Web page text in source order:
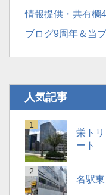
情報提供・共有欄4
ブログ9周年＆当
人気記事
栄ト
ート
名駅